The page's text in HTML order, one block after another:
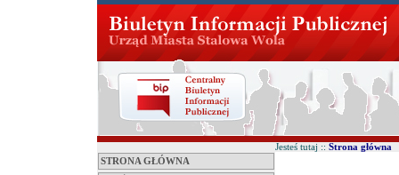
STRONA GŁÓWNA
Jesteś tutaj :: Strona główna